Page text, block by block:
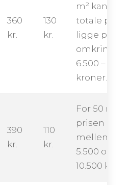
360
kr.
130
kr.
m² kan den
totale pris
ligge på
omkring
6.500 –
kroner.
390
kr.
110
kr.
For 50 m²
prisen ende
mellem ca.
5.500 og
10.500